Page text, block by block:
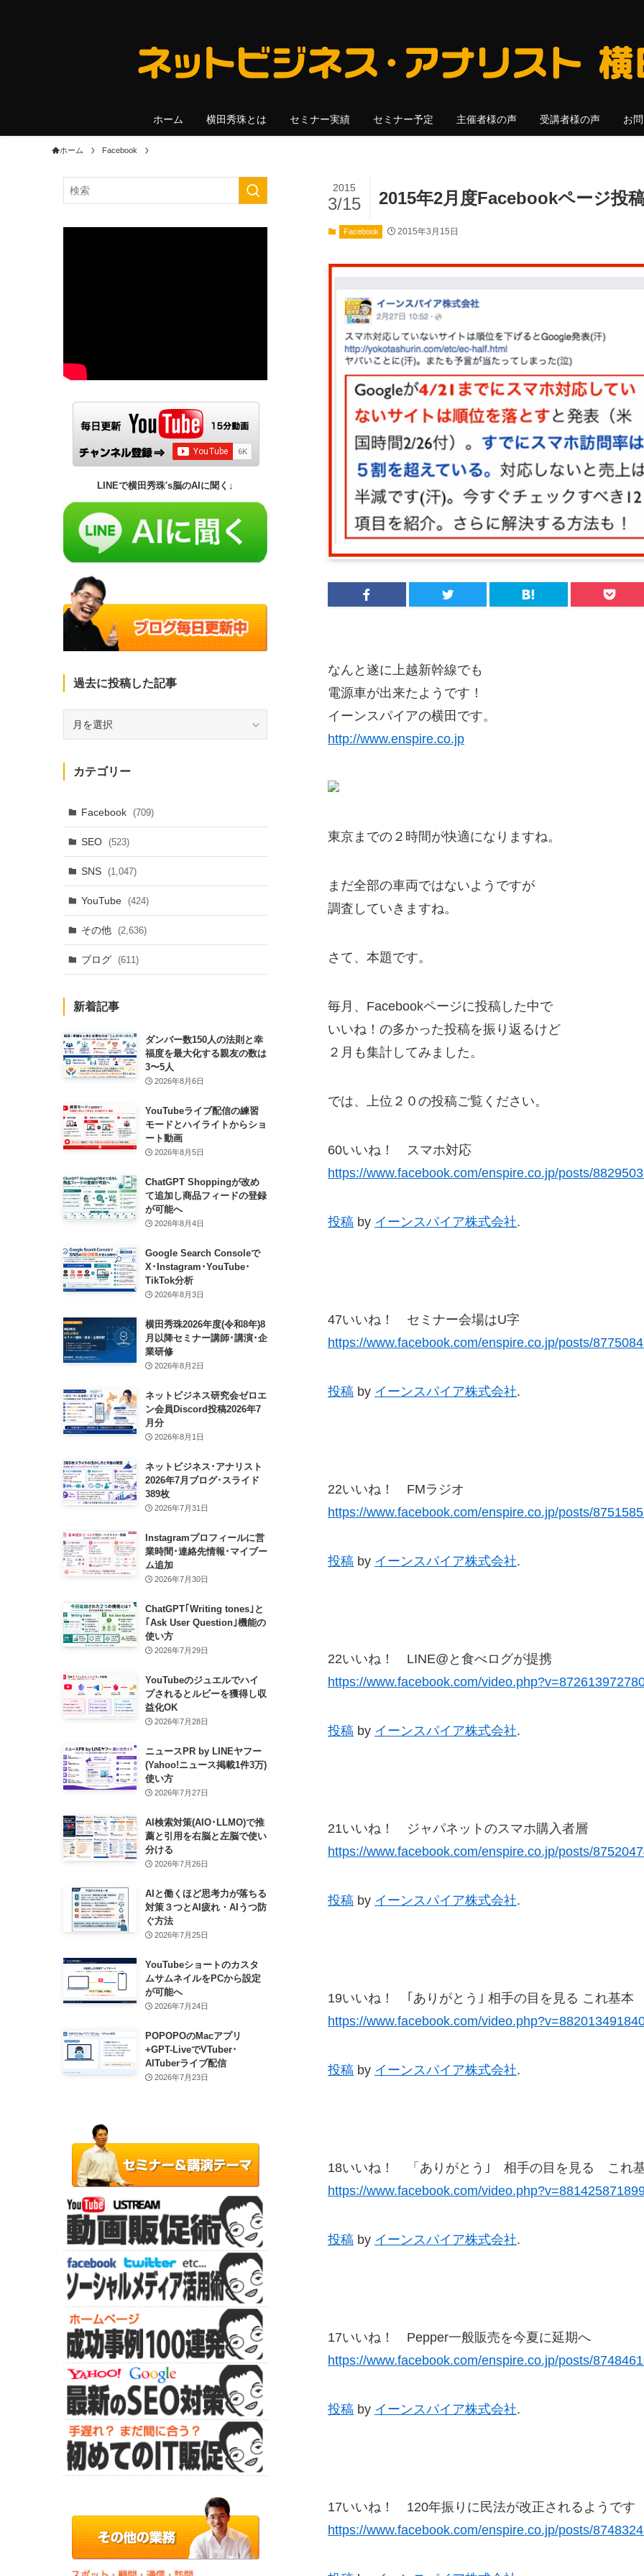
ホーム 横田秀珠とは セミナー実績 セミナー予定 主催者様の声 受講者様の声 お
ホーム Facebook
2015年2月度Facebookページ投
2015
3/15
Facebook 2015年3月15日
なんと遂に上越新幹線でも
電源車が出来たようです！
イーンスパイアの横田です。
http://www.enspire.co.jp
東京までの２時間が快適になりますね。
まだ全部の車両ではないようですが
調査していきますね。
さて、本題です。
毎月、Facebookページに投稿した中で
いいね！の多かった投稿を振り返るけど
２月も集計してみました。
では、上位２０の投稿ご覧ください。
60いいね！ スマホ対応
https://www.facebook.com/enspire.co.jp/posts/
投稿 by イーンスパイア株式会社.
47いいね！ セミナー会場はU字
https://www.facebook.com/enspire.co.jp/posts/
投稿 by イーンスパイア株式会社.
22いいね！ FMラジオ
https://www.facebook.com/enspire.co.jp/posts/
投稿 by イーンスパイア株式会社.
22いいね！ LINE@と食べログが提携
https://www.facebook.com/
投稿 by イーンスパイア株式会社.
21いいね！ ジャパネットのスマホ購入者層
https://www.facebook.com/enspire.co.jp/posts/
投稿 by イーンスパイア株式会社.
19いいね！ ｢ありがとう｣ 相手の目を見る これ基本
https://www.facebook.com/
投稿 by イーンスパイア株式会社.
18いいね！ 「ありがとう｣ 相手の目を見る これ
https://www.facebook.com/
投稿 by イーンスパイア株式会社.
17いいね！ Pepper一般販売を今夏に延期へ
https://www.facebook.com/enspire.co.jp/posts/
投稿 by イーンスパイア株式会社.
17いいね！ 120年振りに民法が改正されるようです
https://www.facebook.com/enspire.co.jp/posts/
LINEで横田秀珠's脳のAIに聞く↓
過去に投稿した記事
投
稿
た
記
事
カテゴリー
Facebook (709)
SEO (523)
SNS (1,047)
YouTube (424)
その他 (2,636)
ブログ (611)
新着記事
ダンバー数150人の法則と幸
福度を最大化する親友の数は
3〜5人
2026年8月6日
YouTubeライブ配信の練習
モードとハイライトからショ
ート動画
2026年8月5日
ChatGPT Shoppingが改め
て追加し商品フィードの登録
が可能へ
2026年8月4日
Google Search Consoleで
X･Instagram･YouTube･
TikTok分析
2026年8月3日
横田秀珠2026年度(令和8年)8
月以降セミナー講師･講演･企
業研修
2026年8月2日
ネットビジネス研究会ゼロエ
ン会員Discord投稿2026年7
月分
2026年8月1日
ネットビジネス･アナリスト
2026年7月ブログ･スライド
389枚
2026年7月31日
Instagramプロフィールに営
業時間･連絡先情報･マイブー
ム追加
2026年7月30日
ChatGPT｢Writing tones｣と
｢Ask User Question｣機能の
使い方
2026年7月29日
YouTubeのジュエルでハイ
プされるとルビーを獲得し収
益化OK
2026年7月28日
ニュースPR by LINEヤフー
(Yahoo!ニュース掲載1件3万)
使い方
2026年7月27日
AI検索対策(AIO･LLMO)で推
薦と引用を右脳と左脳で使い
分ける
2026年7月26日
AIと働くほど思考力が落ちる
対策３つとAI疲れ・AIうつ防
ぐ方法
2026年7月25日
YouTubeショートのカスタ
ムサムネイルをPCから設定
が可能へ
2026年7月24日
POPOPOのMacアプリ
+GPT-LiveでVTuber･
AITuberライブ配信
2026年7月23日